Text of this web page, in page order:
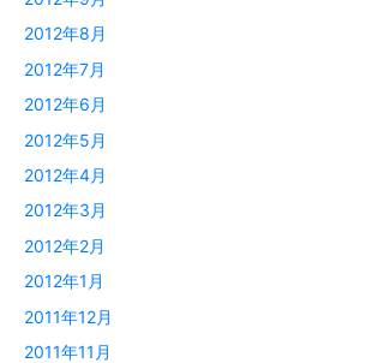
2012年8月
2012年7月
2012年6月
2012年5月
2012年4月
2012年3月
2012年2月
2012年1月
2011年12月
2011年11月